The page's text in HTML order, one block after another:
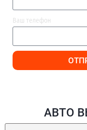
Ваш телефон
АВТО